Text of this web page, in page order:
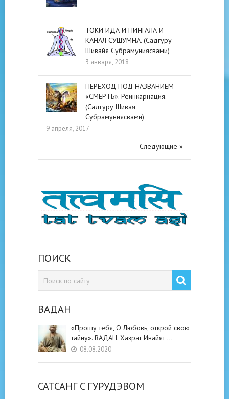
ТОКИ ИДА И ПИНГАЛА И
КАНАЛ СУШУМНА. (Садгуру
Шивайя Субрамуниясвами)
3 января, 2018
ПЕРЕХОД ПОД НАЗВАНИЕМ
«СМЕРТЬ». Реинкарнация.
(Садгуру Шивая
Субрамуниясвами)
9 апреля, 2017
Следующие »
ПОИСК
ВАДАН
«Прошу тебя, О Любовь, открой свою
тайну». ВАДАН. Хазрат Инайят …
08.08.2020
САТСАНГ C ГУРУДЭВОМ